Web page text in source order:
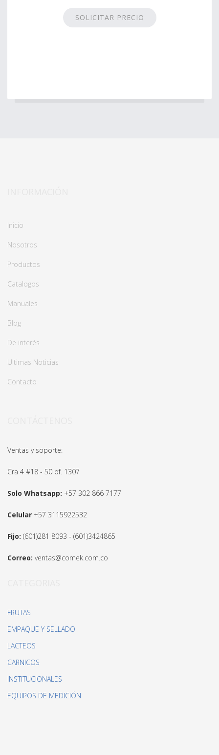
SOLICITAR PRECIO
Inicio
Nosotros
Productos
Catalogos
Manuales
Blog
De interés
Ultimas Noticias
Contacto
Ventas y soporte:
Cra 4 #18 - 50 of. 1307
Solo Whatsapp: +57 302 866 7177
Celular +57 3115922532
Fijo: (601)281 8093 - (601)3424865
Correo: ventas@comek.com.co
FRUTAS
EMPAQUE Y SELLADO
LACTEOS
CARNICOS
INSTITUCIONALES
EQUIPOS DE MEDICIÓN